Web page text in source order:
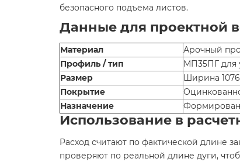
безопасного подъема листов.
Данные для проектной
Материал
Арочный
Профиль / тип
МП35ПГ для
Размер
Ширина
Покрытие
Назначение
Использование в
Расход считают по фактической длине
проверяют по реальной длине дуги,